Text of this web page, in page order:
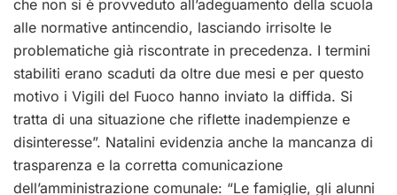
che non si è provveduto all’adeguamento della scuola
alle normative antincendio, lasciando irrisolte le
problematiche già riscontrate in precedenza. I termini
stabiliti erano scaduti da oltre due mesi e per questo
motivo i Vigili del Fuoco hanno inviato la diffida. Si
tratta di una situazione che riflette inadempienze e
disinteresse”. Natalini evidenzia anche la mancanza di
trasparenza e la corretta comunicazione
dell’amministrazione comunale: “Le famiglie, gli alunni